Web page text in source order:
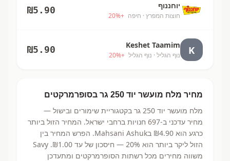
יוחננוף
חוצות המפרץ · חיפה +
20%
₪5.90
K
Keshet Taamim
נוף הגליל · נוף הגליל +
20%
₪5.90
מחיר מלח מועשר יוד 250 גר בסופרמרקטים
מלח מועשר יוד 250 גר בקטגוריית שימורים ובישול —
מחיר עדכני ב-697 חנויות ברחבי ישראל. המחיר הזול ביותר
כרגע הוא ₪4.90
בMahsani Ashuk.
הפרש המחיר בין
הזול ליקר ביותר הוא 20% — חיסכון של עד ₪1.00.
Savy
משווה מחירים מכל רשתות הסופרמרקטים ומתעדכן